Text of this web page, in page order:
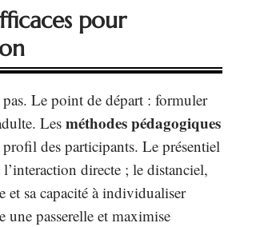
pour
pas. Le point de départ : formuler
Les méthodes pédagogiques
des participants. Le présentiel
directe ; le distanciel,
et sa capacité à individualiser
une passerelle et maximise